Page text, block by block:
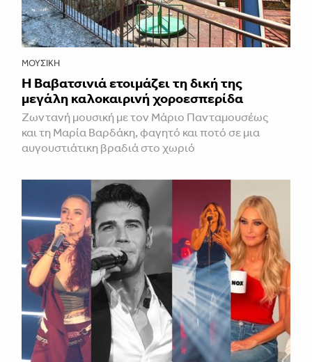
ΜΟΥΣΙΚΉ
Η Βαβατσινιά ετοιμάζει τη δική της
μεγάλη καλοκαιρινή χοροεσπερίδα
Ζωντανή μουσική με τον Μάριο Πανταμουσέως
και τη Μαρία Βαρδάκη, φαγητό και ποτό σε μια
αυγουστιάτικη βραδιά στο χωριό